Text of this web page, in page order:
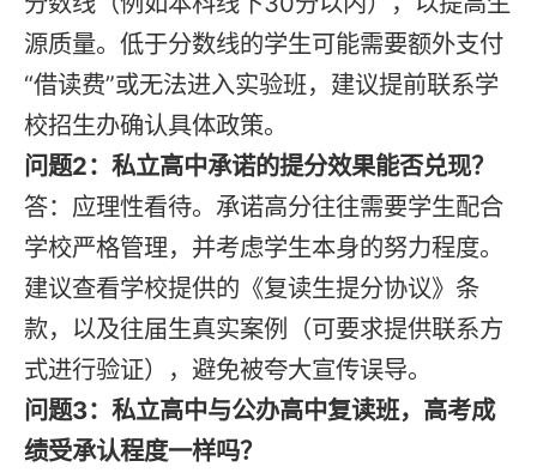
源质量。低于分数线的学生可能需要额外支付
“借读费”或无法进入实验班，建议提前联系学
校招生办确认具体政策。
问题2：私立高中承诺的提分效果能否兑现？
答：应理性看待。承诺高分往往需要学生配合
学校严格管理，并考虑学生本身的努力程度。
建议查看学校提供的《复读生提分协议》条
款，以及往届生真实案例（可要求提供联系方
式进行验证），避免被夸大宣传误导。
问题3：私立高中与公办高中复读班，高考成
绩受承认程度一样吗？